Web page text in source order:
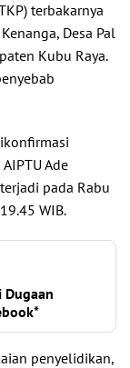
terbakarnya
Desa Pal
Kubu Raya.
Ade
pada Rabu
WIB.
Dugaan
penyelidikan,